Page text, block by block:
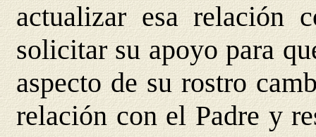
actualizar esa relación
solicitar su apoyo para
aspecto de su rostro
relación con el Padre y